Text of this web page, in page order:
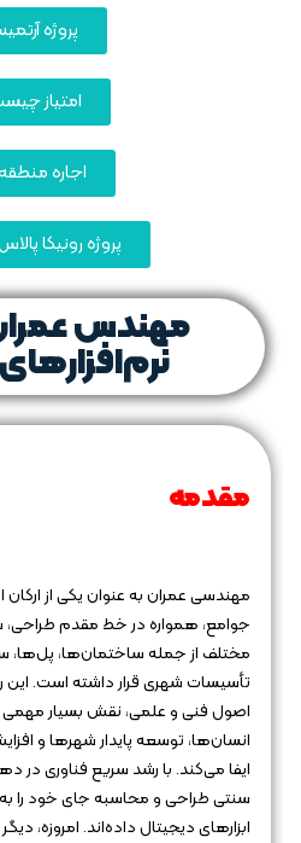
پروژه
امتیاز
اجاره منطقه
پروژه رونیکا
مهندس
مقدمه
مهندسی عمران به عنوان یکی از
جوامع، همواره در خط مقدم
مختلف از جمله ساختمان‌ها، پل‌ها،
تأسیسات شهری قرار داشته است. این
اصول فنی و علمی، نقش بسیار مهمی
انسان‌ها، توسعه پایدار شهرها و
ایفا می‌کند. با رشد سریع فناوری در
سنتی طراحی و محاسبه جای خود را
ابزارهای دیجیتال داده‌اند. امروزه،